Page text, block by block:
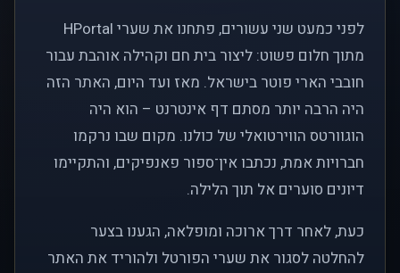
לפני כמעט שני עשורים, פתחנו את שערי HPortal
מתוך חלום פשוט: ליצור בית חם וקהילה אוהבת עבור
חובבי הארי פוטר בישראל. מאז ועד היום, האתר הזה
היה הרבה יותר מסתם דף אינטרנט – הוא היה
הוגוורטס הווירטואלי של כולנו. מקום שבו נרקמו
חברויות אמת, נכתבו אין־ספור פאנפיקים, והתקיימו
דיונים סוערים אל תוך הלילה.
כעת, לאחר דרך ארוכה ומופלאה, הגענו בצער
להחלטה לסגור את שערי הפורטל ולהוריד את האתר